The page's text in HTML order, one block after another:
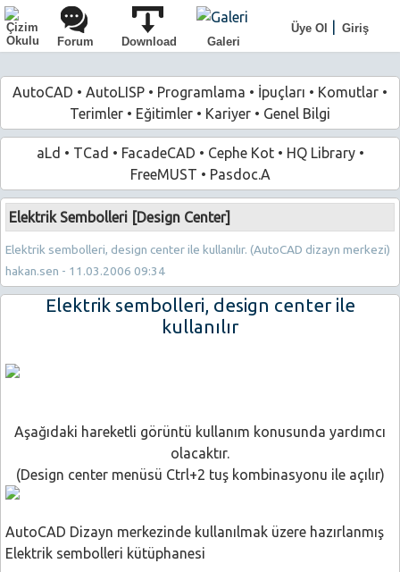
Üye Ol
Giriş
Forum
Download Galeri
AutoCAD • AutoLISP • Programlama • İpuçları • Komutlar •
Terimler • Eğitimler • Kariyer • Genel Bilgi
aLd • TCad • FacadeCAD • Cephe Kot• HQ Library•
FreeMUST • Pasdoc.A
Elektrik Sembolleri [Design Center]
Elektrik sembolleri, design center ile kullanılır. (AutoCAD dizayn merkezi)
hakan.sen - 11.03.2006 09:34
Elektrik sembolleri, design center ile
kullanılır
Aşağıdaki hareketli görüntü kullanım konusunda yardımcı
olacaktır.
(Design center menüsü Ctrl+2 tuş kombinasyonu ile açılır)
AutoCAD Dizayn merkezinde kullanılmak üzere hazırlanmış
Elektrik sembolleri kütüphanesi